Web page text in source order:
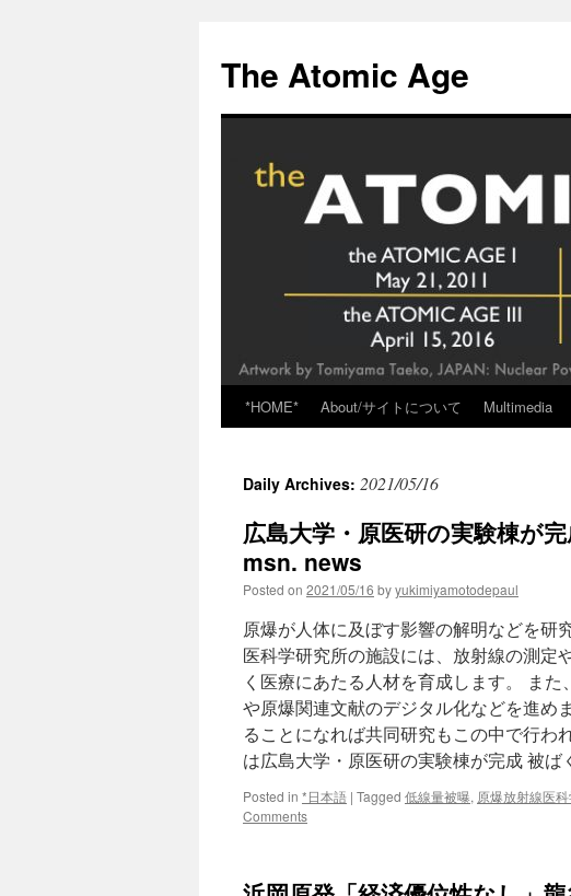
content
The Atomic Age
*HOME* About/サイトについて Multimedia
Daily Archives: 2021/05/16
広島大学・原医研の実験棟が
msn. news
Posted on 2021/05/16 byyukimiyamotodepaul
原爆が人体に及ぼす影響の解明などを研
医科学研究所の施設には、放射線の測定
く医療にあたる人材を育成します。 ま
や原爆関連文献のデジタル化などを進め
ることになれば共同研究もこの中で行わ
は広島大学・原医研の実験棟が完成 被ば
Posted in *日本語 | Tagged 低線量被曝, 原爆放射線医
Comments